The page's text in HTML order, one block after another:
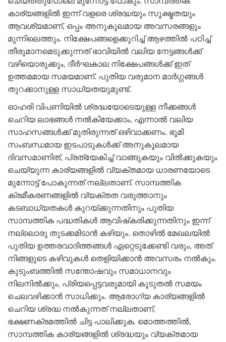
കാര്യങ്ങളില്‍ ഇന്ന് വളരെ ശ്രദ്ധയും സൂക്ഷ്മതയും
ആവശ്യമാണ്, ഒപ്പം അനുകൂലമായ അവസരങ്ങളും
മുന്നിലെത്തും. നിക്ഷേപങ്ങളെക്കുറിച്ച് ആഴത്തില്‍ പഠിച്ച്
തീരുമാനമെടുക്കുന്നത് ഭാവിയില്‍ വലിയ നേട്ടങ്ങള്‍ക്ക്
വഴിയൊരുക്കും, ദീര്‍ഘകാല നിക്ഷേപങ്ങള്‍ക്ക് ഇത്
ഉത്തമമായ സമയമാണ്. പുതിയ വരുമാന മാര്‍ഗ്ഗങ്ങള്‍
തുറക്കാനുള്ള സാധ്യതയുമുണ്ട്.
ഓഹരി വിപണിയില്‍ ശ്രദ്ധയോടെയുള്ള നീക്കങ്ങള്‍
ചെറിയ ലാഭങ്ങള്‍ നല്‍കിയേക്കാം, എന്നാല്‍ വലിയ
സാഹസങ്ങള്‍ക്ക് മുതിരുന്നത് ഒഴിവാക്കണം. ഭൂമി
സംബന്ധമായ ഇടപാടുകള്‍ക്ക് അനുകൂലമായ
ദിവസമാണിത്, പ്രത്യേകിച്ച് വാങ്ങുകയും വില്‍ക്കുകയും
ചെയ്യുന്ന കാര്യങ്ങളില്‍ വ്യക്തമായ ധാരണയോടെ
മുന്നോട്ട് പോകുന്നത് നല്ലതാണ്. സാമ്പത്തിക
ക്രമീകരണങ്ങളില്‍ വ്യക്തത വരുത്താനും
കടബാധ്യതകള്‍ കുറയ്ക്കുന്നതിനും പുതിയ
സാമ്പത്തിക പദ്ധതികള്‍ ആവിഷ്‌കരിക്കുന്നതിനും ഇന്ന്
നല്ലൊരു തുടക്കമിടാന്‍ കഴിയും. തൊഴില്‍ മേഖലയില്‍
പുതിയ ഉത്തരവാദിത്തങ്ങള്‍ ഏറ്റെടുക്കേണ്ടി വരും, അത്
നിങ്ങളുടെ കഴിവുകള്‍ തെളിയിക്കാന്‍ അവസരം നല്‍കും.
കുടുംബത്തില്‍ സന്തോഷവും സമാധാനവും
നിലനില്‍ക്കും, പ്രിയപ്പെട്ടവരുമായി കൂടുതല്‍ സമയം
ചെലവഴിക്കാന്‍ സാധിക്കും. ആരോഗ്യ കാര്യങ്ങളില്‍
ചെറിയ ശ്രദ്ധ നല്‍കുന്നത് നല്ലതാണ്,
ഭക്ഷണക്രമത്തില്‍ ചിട്ട പാലിക്കുക. മൊത്തത്തില്‍,
സാമ്പത്തിക കാര്യങ്ങളില്‍ ശ്രദ്ധയും വ്യക്തമായ